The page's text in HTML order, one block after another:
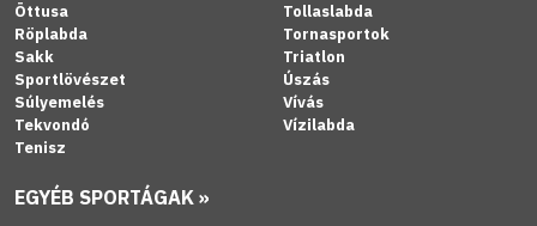
Öttusa
Röplabda
Sakk
Sportlövészet
Súlyemelés
Tekvondó
Tenisz
Tollaslabda
Tornasportok
Triatlon
Úszás
Vívás
Vízilabda
EGYÉB SPORTÁGAK »